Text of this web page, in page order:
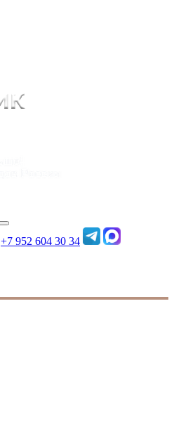
+7 952 604 30 34